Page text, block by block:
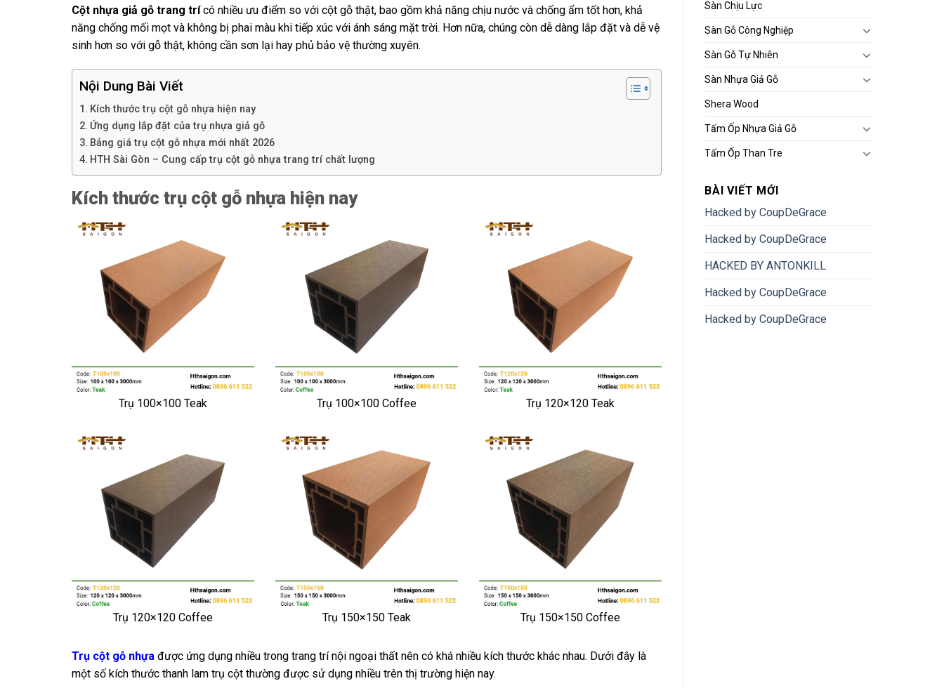
Cột nhựa giả gỗ trang trícó nhiều ưu điểm so với cột gỗ thật, bao gồm khả năng chịu nước và chống ẩm tốt hơn, khả
năng chống mối mọt và không bị phai màu khi tiếp xúc với ánh sáng mặt trời. Hơn nữa, chúng còn dễ dàng lắp đặt và dễ vệ
sinh hơn so với gỗ thật, không cần sơn lại hay phủ bảo vệ thường xuyên.
Nội Dung Bài Viết
Kích thước trụ cột gỗ nhựa hiện nay
Ứng dụng lắp đặt của trụ nhựa giả gỗ
Bảng giá trụ cột gỗ nhựa mới nhất 2026
HTH Sài Gòn – Cung cấp trụ cột gỗ nhựa trang trí chất lượng
Kích thước trụ cột gỗ nhựa hiện nay
Trụ 100×100 Teak Trụ 100×100 Coffee Trụ 120×120 Teak
Trụ 120×120 Coffee Trụ 150×150 Teak Trụ 150×150 Coffee
Trụ cột gỗ nhựa được ứng dụng nhiều trong trang trí nội ngoại thất nên có khá nhiều kích thước khác nhau. Dưới đây là
một số kích thước thanh lam trụ cột thường được sử dụng nhiều trên thị trường hiện nay.
Sàn Chịu Lực
Sàn Gỗ Công Nghiệp
Sàn Gỗ Tự Nhiên
Sàn Nhựa Giả Gỗ
Shera Wood
Tấm Ốp Nhựa Giả Gỗ
Tấm Ốp Than Tre
BÀI VIẾT MỚI
Hacked by CoupDeGrace
Hacked by CoupDeGrace
HACKED BY ANTONKILL
Hacked by CoupDeGrace
Hacked by CoupDeGrace